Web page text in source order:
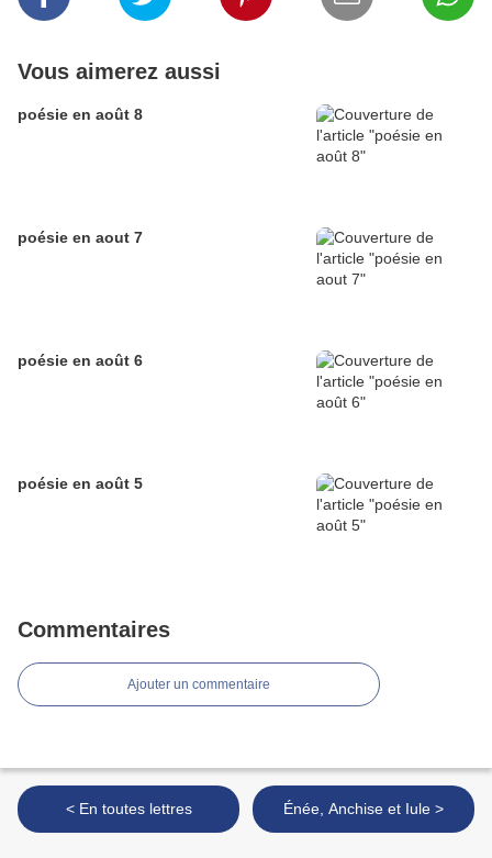
Vous aimerez aussi
poésie en août 8
poésie en aout 7
poésie en août 6
poésie en août 5
Commentaires
Ajouter un commentaire
< En toutes lettres Énée, Anchise et Iule >